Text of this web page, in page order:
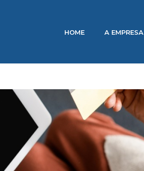
HOME A EMPRESA